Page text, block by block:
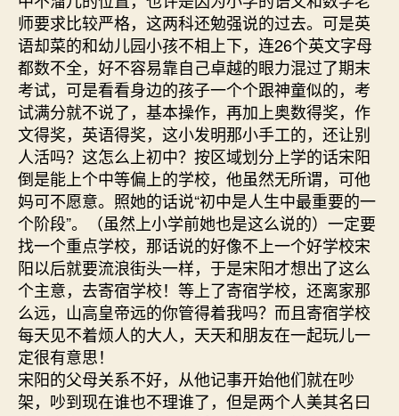
师要求比较严格，这两科还勉强说的过去。可是英
语却菜的和幼儿园小孩不相上下，连26个英文字母
都数不全，好不容易靠自己卓越的眼力混过了期末
考试，可是看看身边的孩子一个个跟神童似的，考
试满分就不说了，基本操作，再加上奥数得奖，作
文得奖，英语得奖，这小发明那小手工的，还让别
人活吗？这怎么上初中？按区域划分上学的话宋阳
倒是能上个中等偏上的学校，他虽然无所谓，可他
妈可不愿意。照她的话说“初中是人生中最重要的一
个阶段”。（虽然上小学前她也是这么说的）一定要
找一个重点学校，那话说的好像不上一个好学校宋
阳以后就要流浪街头一样，于是宋阳才想出了这么
个主意，去寄宿学校！等上了寄宿学校，还离家那
么远，山高皇帝远的你管得着我吗？而且寄宿学校
每天见不着烦人的大人，天天和朋友在一起玩儿一
定很有意思！
宋阳的父母关系不好，从他记事开始他们就在吵
架，吵到现在谁也不理谁了，但是两个人美其名曰